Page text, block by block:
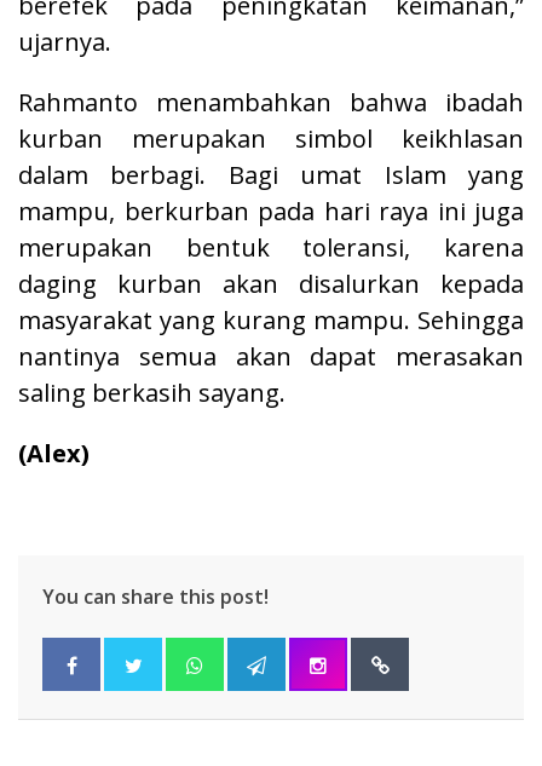
ujarnya.
Rahmanto menambahkan bahwa ibadah
kurban merupakan simbol keikhlasan
dalam berbagi. Bagi umat Islam yang
mampu, berkurban pada hari raya ini juga
merupakan bentuk toleransi, karena
daging kurban akan disalurkan kepada
masyarakat yang kurang mampu. Sehingga
nantinya semua akan dapat merasakan
saling berkasih sayang.
(Alex)
You can share this post!